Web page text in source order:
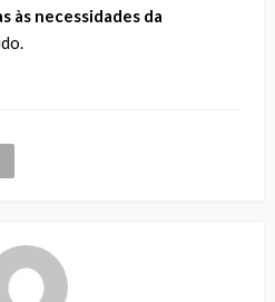
às necessidades da